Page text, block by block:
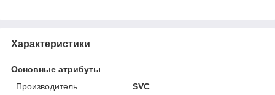
Характеристики
Основные атрибуты
Производитель
SVC